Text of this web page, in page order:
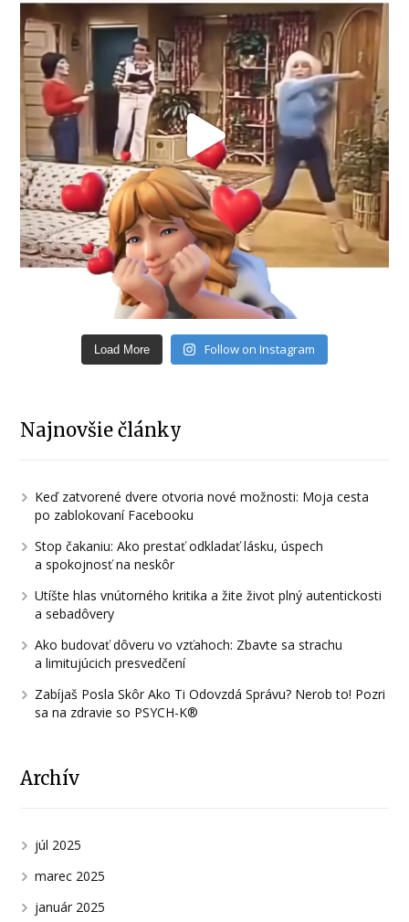
Load More Follow on Instagram
Najnovšie články
Keď zatvorené dvere otvoria nové možnosti: Moja cesta
po zablokovaní Facebooku
Stop čakaniu: Ako prestať odkladať lásku, úspech
a spokojnosť na neskôr
Utíšte hlas vnútorného kritika a žite život plný autentickosti
a sebadôvery
Ako budovať dôveru vo vzťahoch: Zbavte sa strachu
a limitujúcich presvedčení
Zabíjaš Posla Skôr Ako Ti Odovzdá Správu? Nerob to! Pozri
sa na zdravie so PSYCH-K®
Archív
júl 2025
marec 2025
január 2025